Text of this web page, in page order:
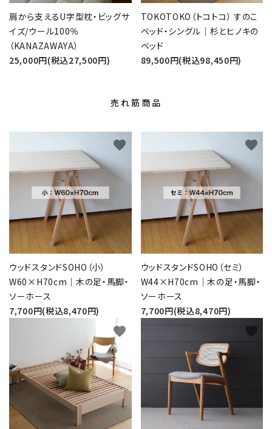
肩から支えるU字型枕・ビッグサ
イズ/ウール100％
（KANAZAWAYA）
25,000円(税込27,500円)
TOKOTOKO（トコトコ） すのこ
ベッド・シングル｜杉とヒノキの
ベッド
89,500円(税込98,450円)
売れ筋商品
ウッドスタンドSOHO（小）
W60×H70cm｜木の足・馬脚・
ソーホース
7,700円(税込8,470円)
favorite
ウッドスタンドSOHO（セミ）
W44×H70cm｜木の足・馬脚・
ソーホース
7,700円(税込8,470円)
favorite
favorite favorite